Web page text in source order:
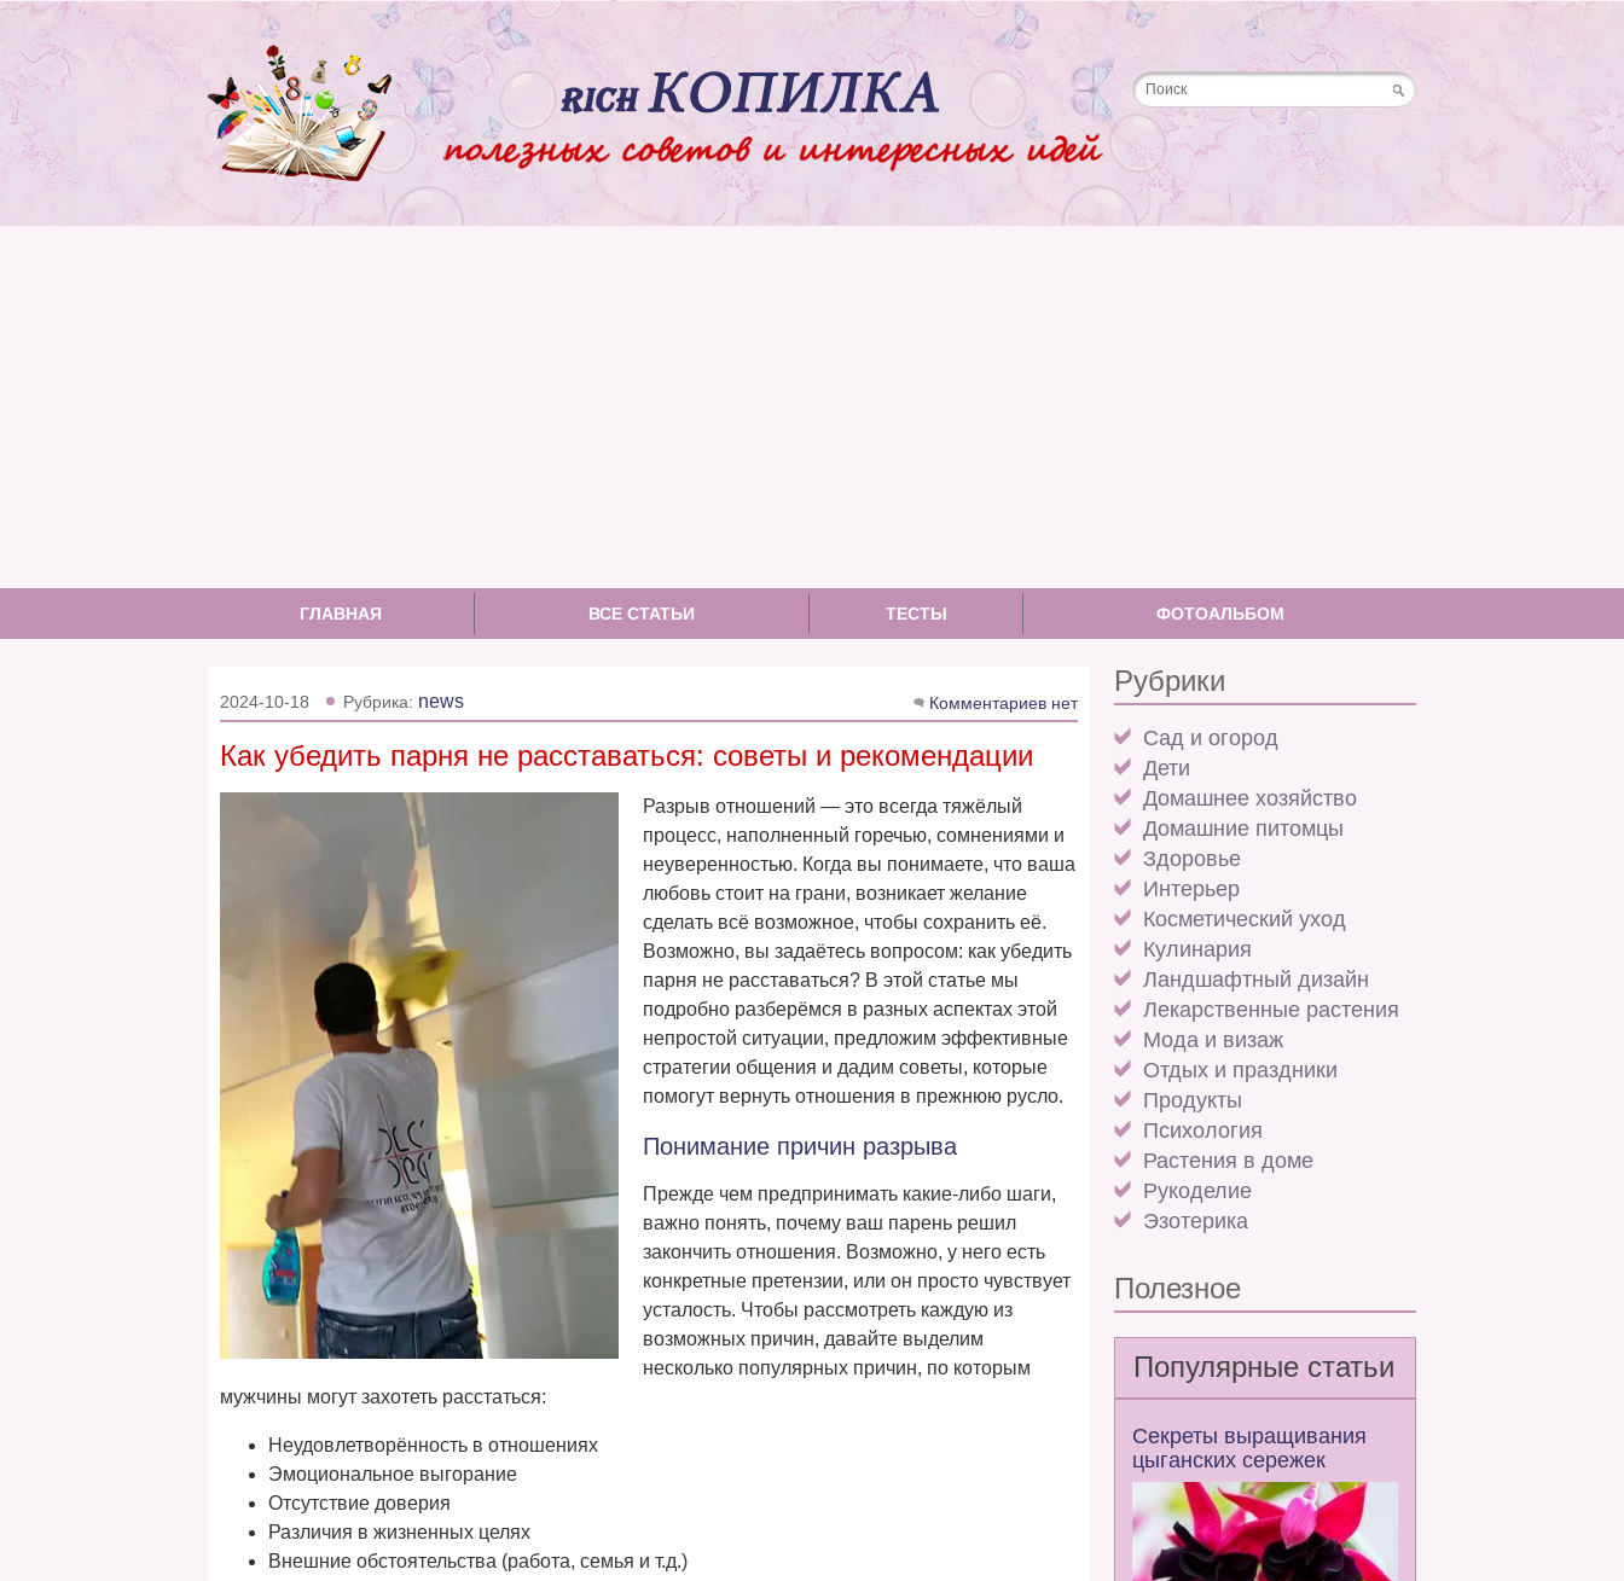
ГЛАВНАЯ ВСЕ СТАТЬИ ТЕСТЫ ФОТОАЛЬБОМ
Рубрики
Cад и огород
Дети
Домашнее хозяйство
Домашние питомцы
Здоровье
Интерьер
Косметический уход
Кулинария
Ландшафтный дизайн
Лекарственные растения
Мода и визаж
Отдых и праздники
Продукты
Психология
Растения в доме
Рукоделие
Эзотерика
Полезное
Популярные статьи
Секреты выращивания
цыганских сережек
2024-10-18 Рубрика: news Комментариев нет
Как убедить парня не расставаться: советы и рекомендации
Разрыв отношений — это всегда тяжёлый
процесс, наполненный горечью, сомнениями и
неуверенностью. Когда вы понимаете, что ваша
любовь стоит на грани, возникает желание
сделать всё возможное, чтобы сохранить её.
Возможно, вы задаётесь вопросом: как убедить
парня не расставаться? В этой статье мы
подробно разберёмся в разных аспектах этой
непростой ситуации, предложим эффективные
стратегии общения и дадим советы, которые
помогут вернуть отношения в прежнюю русло.
Понимание причин разрыва
Прежде чем предпринимать какие-либо шаги,
важно понять, почему ваш парень решил
закончить отношения. Возможно, у него есть
конкретные претензии, или он просто чувствует
усталость. Чтобы рассмотреть каждую из
возможных причин, давайте выделим
несколько популярных причин, по которым
мужчины могут захотеть расстаться:
Неудовлетворённость в отношениях
Эмоциональное выгорание
Отсутствие доверия
Различия в жизненных целях
Внешние обстоятельства (работа, семья и т.д.)